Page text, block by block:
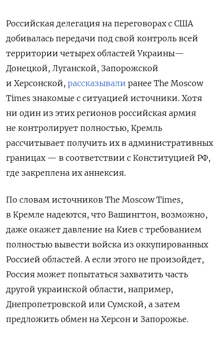
Российская делегация на переговорах с США
добивалась передачи под свой контроль всей
территории четырех областей Украины—
Донецкой, Луганской, Запорожской
и Херсонской, рассказывали ранее The Moscow
Times знакомые с ситуацией источники. Хотя
ни один из этих регионов российская армия
не контролирует полностью, Кремль
рассчитывает получить их в административных
границах — в соответствии с Конституцией РФ,
где закреплена их аннексия.
По словам источников The Moscow Times,
в Кремле надеются, что Вашингтон, возможно,
даже окажет давление на Киев с требованием
полностью вывести войска из оккупированных
Россией областей. А если этого не произойдет,
Россия может попытаться захватить часть
другой украинской области, например,
Днепропетровской или Сумской, а затем
предложить обмен на Херсон и Запорожье.